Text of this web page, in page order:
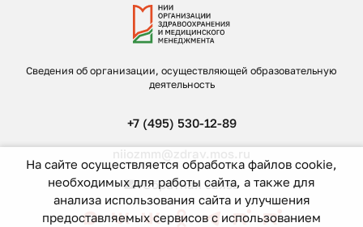
Сведения об организации, осуществляющей образовательную
деятельность
+7 (495) 530-12-89
Обратная связь
На сайте осуществляется обработка файлов cookie,
необходимых для работы сайта, а также для
анализа использования сайта и улучшения
предоставляемых сервисов с использованием